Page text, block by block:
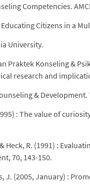
Competencies.
Educating Citizens in a
University.
Praktek Konseling &
research and
& Development.
: The value of
Heck, R. (1991) :
70, 143-150.
J. (2005, January) :